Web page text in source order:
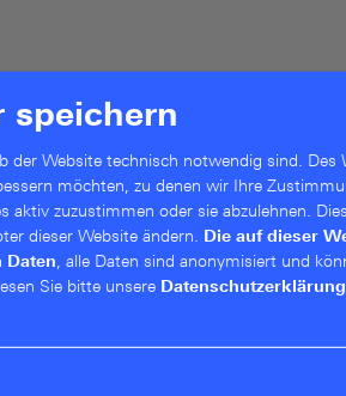
speichern
der Website technisch notwendig sind. Des
möchten, zu denen wir Ihre
aktiv zuzustimmen oder sie abzulehnen.
dieser Website ändern. Die auf dieser
Daten, alle Daten sind anonymisiert und
Sie bitte unsere Datenschutzerklärung